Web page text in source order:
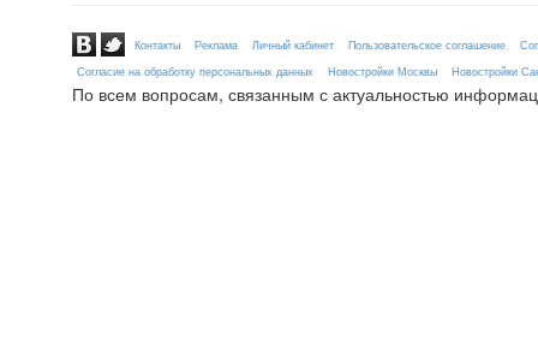
Контакты Реклама Личный кабинет Пользовательское соглашение
Согласие на обработку персональных данных
Новостройки Москвы Новостройки
По всем вопросам, связанным с актуальностью